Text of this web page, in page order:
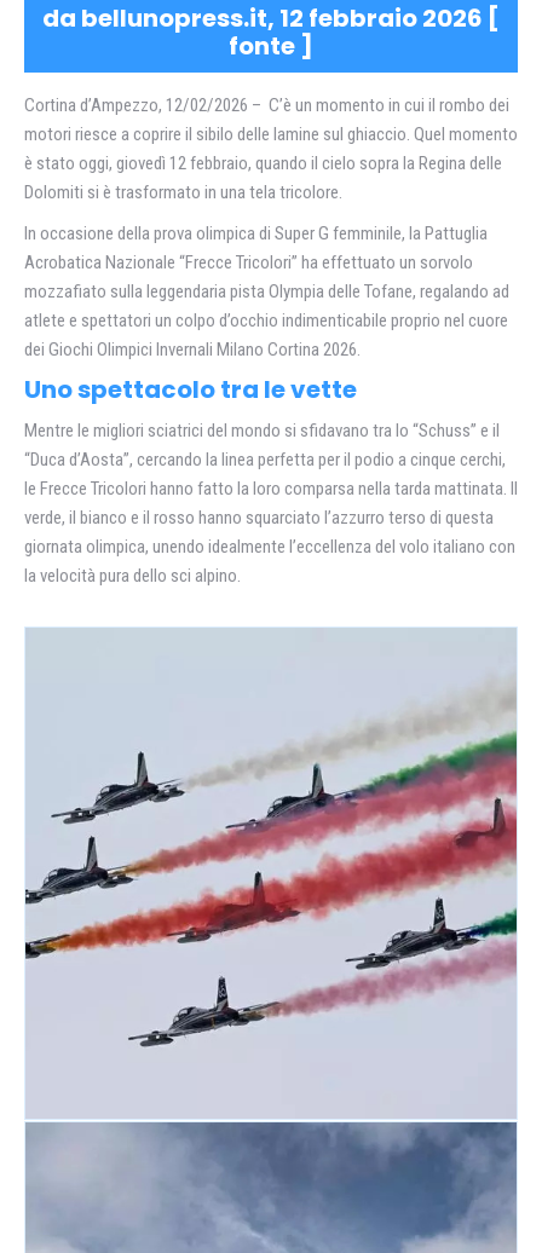
da bellunopress.it, 12 febbraio 2026 [
fonte ]
Cortina d’Ampezzo, 12/02/2026 – C’è un momento in cui il rombo dei
motori riesce a coprire il sibilo delle lamine sul ghiaccio. Quel momento
è stato oggi, giovedì 12 febbraio, quando il cielo sopra la Regina delle
Dolomiti si è trasformato in una tela tricolore.
In occasione della prova olimpica di Super G femminile, la Pattuglia
Acrobatica Nazionale “Frecce Tricolori” ha effettuato un sorvolo
mozzafiato sulla leggendaria pista Olympia delle Tofane, regalando ad
atlete e spettatori un colpo d’occhio indimenticabile proprio nel cuore
dei Giochi Olimpici Invernali Milano Cortina 2026.
Uno spettacolo tra le vette
Mentre le migliori sciatrici del mondo si sfidavano tra lo “Schuss” e il
“Duca d’Aosta”, cercando la linea perfetta per il podio a cinque cerchi,
le Frecce Tricolori hanno fatto la loro comparsa nella tarda mattinata. Il
verde, il bianco e il rosso hanno squarciato l’azzurro terso di questa
giornata olimpica, unendo idealmente l’eccellenza del volo italiano con
la velocità pura dello sci alpino.